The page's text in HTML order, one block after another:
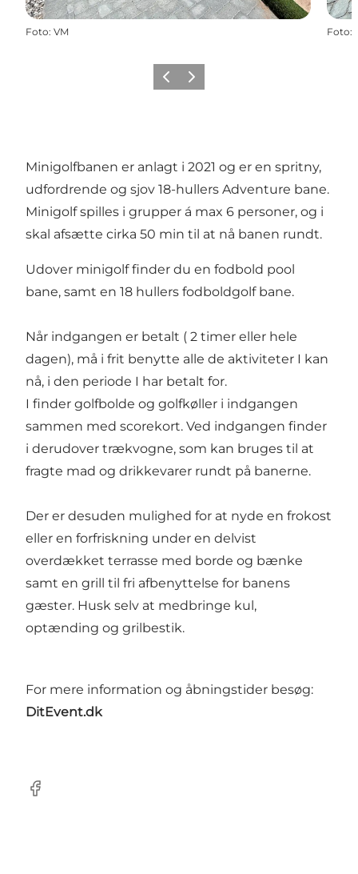
Foto: VM Foto:
ForrigeNæste
Minigolfbanen er anlagt i 2021 og er en spritny,
udfordrende og sjov 18-hullers Adventure bane.
Minigolf spilles i grupper á max 6 personer, og i
skal afsætte cirka 50 min til at nå banen rundt.
Udover minigolf finder du en fodbold pool
bane, samt en 18 hullers fodboldgolf bane.
Når indgangen er betalt ( 2 timer eller hele
dagen), må i frit benytte alle de aktiviteter I kan
nå, i den periode I har betalt for.
I finder golfbolde og golfkøller i indgangen
sammen med scorekort. Ved indgangen finder
i derudover trækvogne, som kan bruges til at
fragte mad og drikkevarer rundt på banerne.
Der er desuden mulighed for at nyde en frokost
eller en forfriskning under en delvist
overdækket terrasse med borde og bænke
samt en grill til fri afbenyttelse for banens
gæster. Husk selv at medbringe kul,
optænding og grilbestik.
For mere information og åbningstider besøg:
DitEvent.dk
Facebook